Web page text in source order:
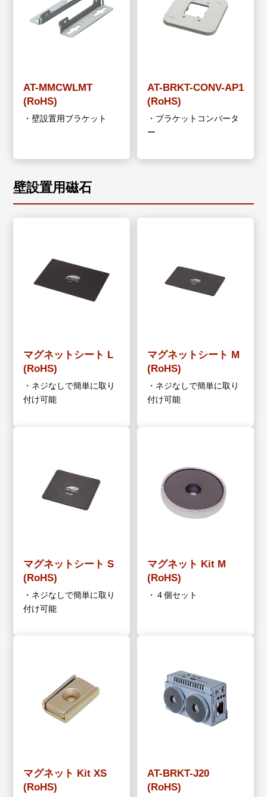
AT-MMCWLMT
(RoHS)
・壁設置用ブラケット
AT-BRKT-CONV-AP1
(RoHS)
・ブラケットコンバータ
ー
壁設置用磁石
マグネットシート L
(RoHS)
・ネジなしで簡単に取り
付け可能
マグネットシート M
(RoHS)
・ネジなしで簡単に取り
付け可能
マグネットシート S
(RoHS)
・ネジなしで簡単に取り
付け可能
マグネット Kit M
(RoHS)
・４個セット
マグネット Kit XS
(RoHS)
AT-BRKT-J20
(RoHS)